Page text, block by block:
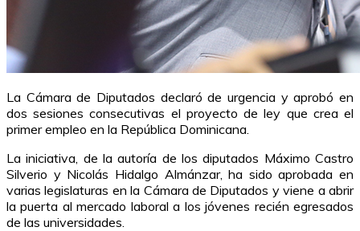
La Cámara de Diputados declaró de urgencia y aprobó en
dos sesiones consecutivas el proyecto de ley que crea el
primer empleo en la República Dominicana.
La iniciativa, de la autoría de los diputados Máximo Castro
Silverio y Nicolás Hidalgo Almánzar, ha sido aprobada en
varias legislaturas en la Cámara de Diputados y viene a abrir
la puerta al mercado laboral a los jóvenes recién egresados
de las universidades.